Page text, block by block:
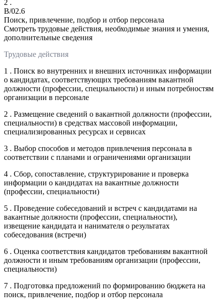
2 .
B/02.6
Поиск, привлечение, подбор и отбор персонала
Смотреть трудовые действия, необходимые знания и умения,
дополнительные сведения
Трудовые действия
1 . Поиск во внутренних и внешних источниках информации
о кандидатах, соответствующих требованиям вакантной
должности (профессии, специальности) и иным потребностям
организации в персонале
2 . Размещение сведений о вакантной должности (профессии,
специальности) в средствах массовой информации,
специализированных ресурсах и сервисах
3 . Выбор способов и методов привлечения персонала в
соответствии с планами и ограничениями организации
4 . Сбор, сопоставление, структурирование и проверка
информации о кандидатах на вакантные должности
(профессии, специальности)
5 . Проведение собеседований и встреч с кандидатами на
вакантные должности (профессии, специальности),
извещение кандидата и нанимателя о результатах
собеседования (встречи)
6 . Оценка соответствия кандидатов требованиям вакантной
должности и иным требованиям организации (профессии,
специальности)
7 . Подготовка предложений по формированию бюджета на
поиск, привлечение, подбор и отбор персонала